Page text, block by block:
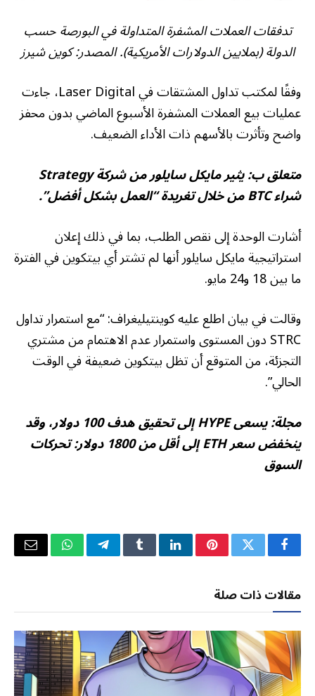
تدفقات العملات المشفرة المتداولة في البورصة حسب
الدولة (بملايين الدولارات الأمريكية). المصدر: كوين شيرز
وفقًا لمكتب تداول المشتقات في Laser Digital، جاءت
عمليات بيع العملات المشفرة الأسبوع الماضي بدون محفز
واضح وتأثرت بالأسهم ذات الأداء الضعيف.
متعلق ب:
يثير مايكل سايلور من شركة Strategy
شراء BTC من خلال تغريدة “العمل بشكل أفضل”.
أشارت الوحدة إلى نقص الطلب، بما في ذلك إعلان
استراتيجية مايكل سايلور أنها لم تشتر أي بيتكوين في الفترة
ما بين 18 و24 مايو.
وقالت في بيان اطلع عليه كوينتيليغراف: “مع استمرار تداول
STRC دون المستوى واستمرار عدم الاهتمام من مشتري
التجزئة، من المتوقع أن تظل بيتكوين ضعيفة في الوقت
الحالي”.
مجلة:
يسعى HYPE إلى تحقيق هدف 100 دولار، وقد
ينخفض ​​سعر ETH إلى أقل من 1800 دولار: تحركات
السوق
فيسبوكتويتر بينتيريستلينكدإنTumblrتيلقرامواتسابالبريد
مقالات ذات صلة